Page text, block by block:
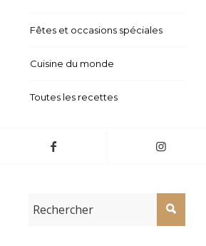
Fêtes et occasions spéciales
Cuisine du monde
Toutes les recettes